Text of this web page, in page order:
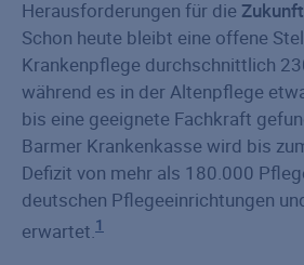
Herausforderungen für die
Schon heute bleibt eine offene
Krankenpflege durchschnittlich
während es in der Altenpflege
bis eine geeignete Fachkraft
Barmer Krankenkasse wird bis
Defizit von mehr als 180.000
deutschen Pflegeeinrichtungen
erwartet.1